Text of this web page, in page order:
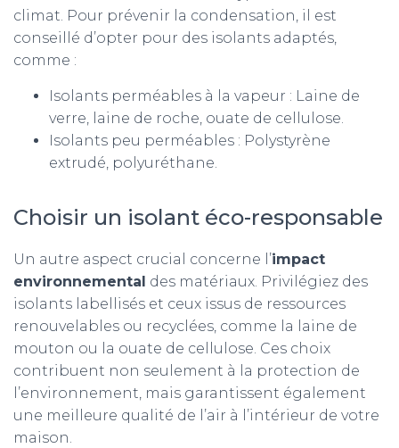
climat. Pour prévenir la condensation, il est
conseillé d’opter pour des isolants adaptés,
comme :
Isolants perméables à la vapeur : Laine de
verre, laine de roche, ouate de cellulose.
Isolants peu perméables : Polystyrène
extrudé, polyuréthane.
Choisir un isolant éco-responsable
Un autre aspect crucial concerne l’impact
environnemental des matériaux. Privilégiez des
isolants labellisés et ceux issus de ressources
renouvelables ou recyclées, comme la laine de
mouton ou la ouate de cellulose. Ces choix
contribuent non seulement à la protection de
l’environnement, mais garantissent également
une meilleure qualité de l’air à l’intérieur de votre
maison.